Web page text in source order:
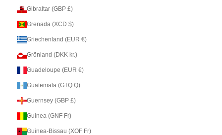
Gibraltar (GBP £)
Grenada (XCD $)
Griechenland (EUR €)
Grönland (DKK kr.)
Guadeloupe (EUR €)
Guatemala (GTQ Q)
Guernsey (GBP £)
Guinea (GNF Fr)
Guinea-Bissau (XOF Fr)